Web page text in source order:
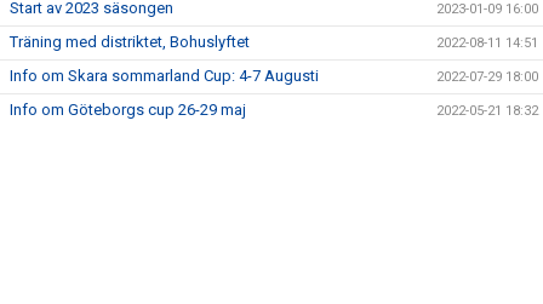
Start av 2023 säsongen 2023-01-09 16:00
Träning med distriktet, Bohuslyftet 2022-08-11 14:51
Info om Skara sommarland Cup: 4-7 Augusti 2022-07-29 18:00
Info om Göteborgs cup 26-29 maj 2022-05-21 18:32